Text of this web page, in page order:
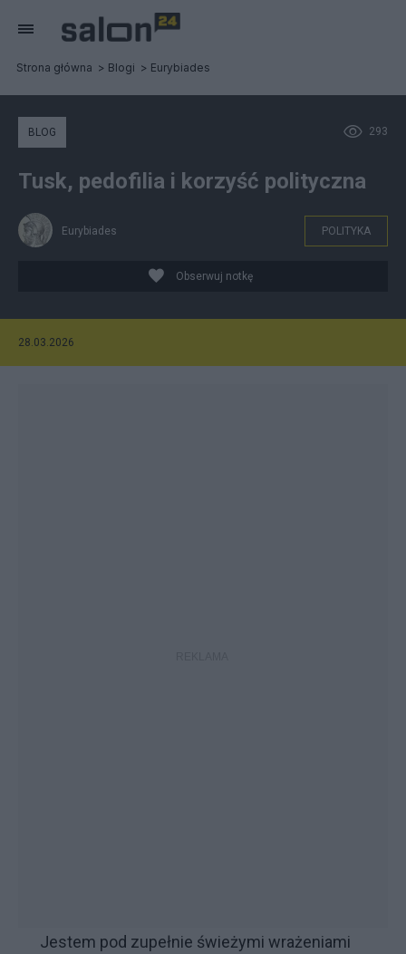
Strona główna Blogi Eurybiades
293
BLOG
Tusk, pedofilia i korzyść polityczna
Eurybiades POLITYKA
Obserwuj notkę
28.03.2026
Jestem pod zupełnie świeżymi wrażeniami